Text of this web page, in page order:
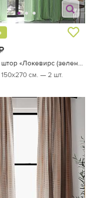
Комплект штор «Локевирс (зеленый)»
см. — 2 шт.